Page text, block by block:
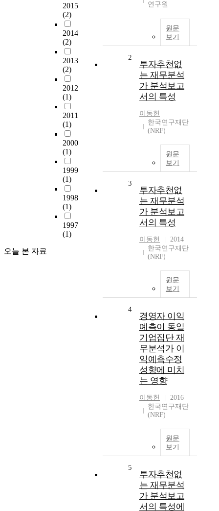
2015
(2)
2014
(2)
2013
(2)
2012
(1)
2011
(1)
2000
(1)
1999
(1)
1998
(1)
1997
(1)
오늘 본 자료
연구원
원문
보기
2
투자추천없
는 재무분석
가 분석보고
서의 특성
이동헌
한국연구재단
(NRF)
원문
보기
3
투자추천없
는 재무분석
가 분석보고
서의 특성
이동헌
2014
한국연구재단
(NRF)
원문
보기
4
경영자 이익
예측이 동일
기업집단 재
무분석가 이
익예측수정
성향에 미치
는 영향
이동헌
2016
한국연구재단
(NRF)
원문
보기
5
투자추천없
는 재무분석
가 분석보고
서의 특성에